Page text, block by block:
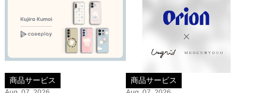
商品サービス 商品サービス